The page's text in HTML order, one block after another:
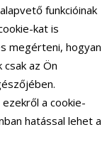
funkcióinak
kat is
megérteni, hogyan
az Ön
a cookie-
hatással lehet a